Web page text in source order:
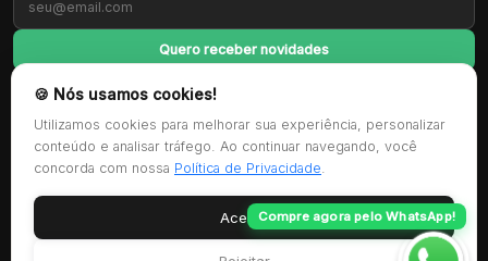
🍪 Nós usamos cookies!
Utilizamos cookies para melhorar sua experiência, personalizar
conteúdo e analisar tráfego. Ao continuar navegando, você
concorda com nossa Política de Privacidade.
Aceitar
Quero receber novidades
FORMAS DE PAGAMENTO
Compre agora pelo WhatsApp!